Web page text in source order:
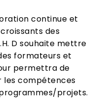
continue et
des
D souhaite mettre
formateurs et
permettra de
les compétences
projets.